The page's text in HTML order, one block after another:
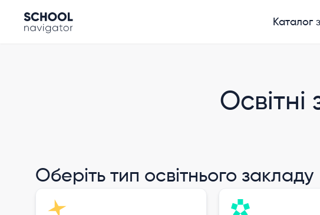
Каталог
Освітні
Оберіть тип освітнього закладу